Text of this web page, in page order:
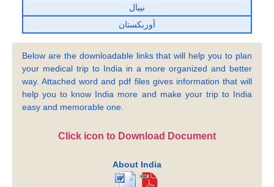
نيبال
أوزبكستان
Below are the downloadable links that will help you to plan
your medical trip to India in a more organized and better
way. Attached word and pdf files gives information that will
help you to know India more and make your trip to India
easy and memorable one.
Click icon to Download Document
About India